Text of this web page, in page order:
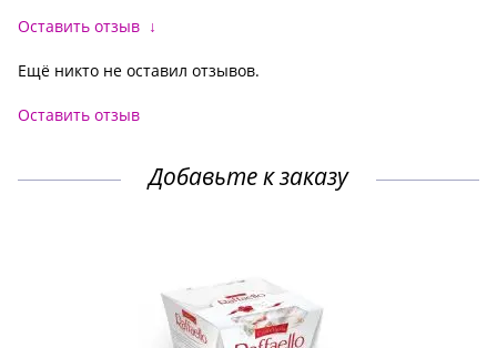
Оставить отзыв ↓
Ещё никто не оставил отзывов.
Оставить отзыв
Добавьте к заказу